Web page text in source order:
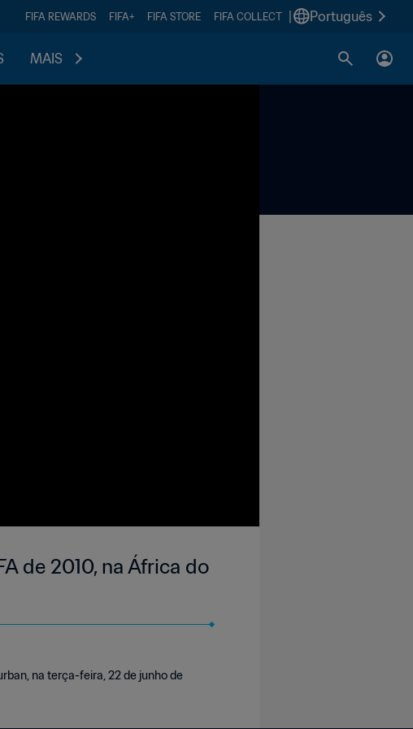
FIFA REWARDS FIFA+ FIFA STORE FIFA COLLECT Português
MAIS
de 2010, na África do
na terça-feira, 22 de junho de